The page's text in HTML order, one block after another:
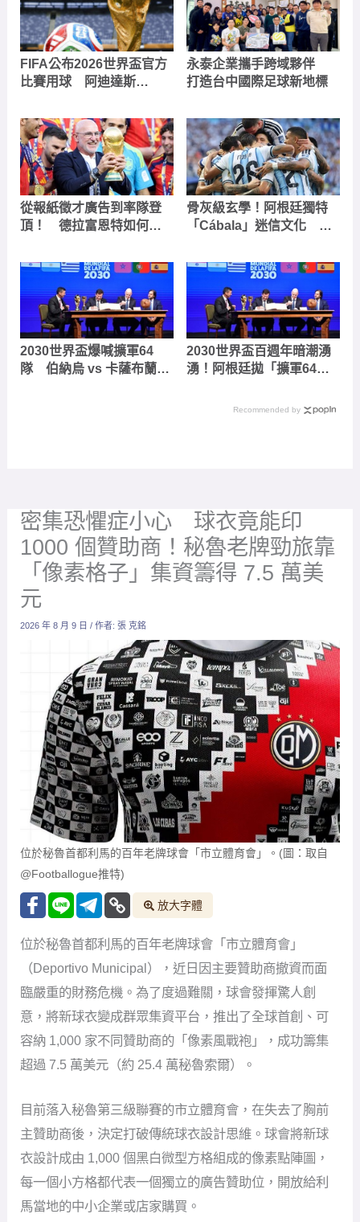
FIFA公布2026世界盃官方
比賽用球 阿迪達斯
永泰企業攜手跨域夥伴
打造台中國際足球新地標
從報紙徵才廣告到率隊登
頂！ 德拉富恩特如何重
骨灰級玄學！阿根廷獨特
「Cábala」迷信文化 吃
的「鬼娃恰吉」
2030世界盃爆喊擴軍64
隊 伯納烏 vs 卡薩布蘭卡
2030世界盃百週年暗潮湧
湧！阿根廷拋「擴軍64
班牙政壇為冠軍賽角力爆
Recommended by
密集恐懼症小心 球衣竟能印
1000 個贊助商！秘魯老牌勁旅靠
「像素格子」集資籌得 7.5 萬美
元
2026 年 8 月 9 日/ 作者:張 克銘
位於秘魯首都利馬的百年老牌球會「市立體育會」。(圖：取自
@Footballogue推特)
放大字體
位於秘魯首都利馬的百年老牌球會「市立體育會」
（Deportivo Municipal），近日因主要贊助商撤資而面
臨嚴重的財務危機。為了度過難關，球會發揮驚人創
意，將新球衣變成群眾集資平台，推出了全球首創、可
容納 1,000 家不同贊助商的「像素風戰袍」，成功籌集
超過 7.5 萬美元（約 25.4 萬秘魯索爾）。
目前落入秘魯第三級聯賽的市立體育會，在失去了胸前
主贊助商後，決定打破傳統球衣設計思維。球會將新球
衣設計成由 1,000 個黑白微型方格組成的像素點陣圖，
每一個小方格都代表一個獨立的廣告贊助位，開放給利
馬當地的中小企業或店家購買。